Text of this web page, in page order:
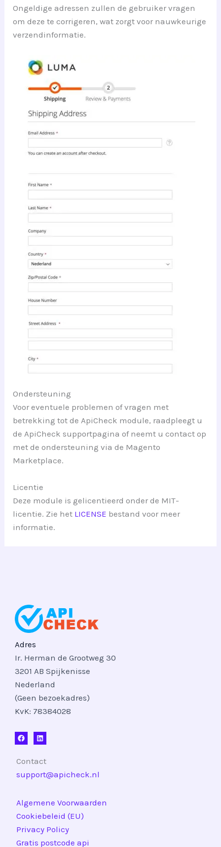
Ongeldige adressen zullen de gebruiker vragen
om deze te corrigeren, wat zorgt voor nauwkeurige
verzendinformatie.
Ondersteuning
Voor eventuele problemen of vragen met
betrekking tot de ApiCheck module, raadpleegt u
de ApiCheck supportpagina of neemt u contact op
met de ondersteuning via de Magento
Marketplace.
Licentie
Deze module is gelicentieerd onder de MIT-
licentie. Zie het LICENSE bestand voor meer
informatie.
Adres
Ir. Herman de Grootweg 30
3201 AB Spijkenisse
Nederland
(Geen bezoekadres)
KvK: 78384028
Contact
support@apicheck.nl
Algemene Voorwaarden
Cookiebeleid (EU)
Privacy Policy
Gratis postcode api